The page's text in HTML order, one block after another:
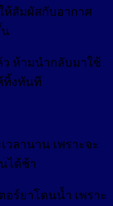
ห้สัมผัสกับอากาศ
ห้ามนำกลับมาใช้
ทิ้งทันที
วลานาน เพราะจะ
ได้ช้า
ร์ยาโดนน้ำ เพราะ